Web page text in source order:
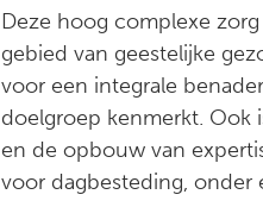
Deze hoog complexe
gebied van geestelijke
voor een integrale
doelgroep kenmerkt. Ook
en de opbouw van
voor dagbesteding, onder